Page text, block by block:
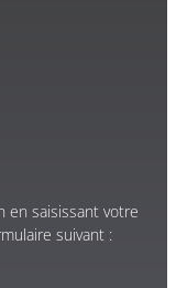
en saisissant votre
suivant :